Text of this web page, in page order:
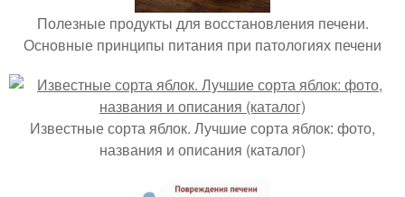
Полезные продукты для восстановления печени.
Основные принципы питания при патологиях печени
Известные сорта яблок. Лучшие сорта яблок: фото,
названия и описания (каталог)